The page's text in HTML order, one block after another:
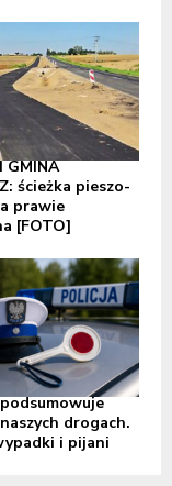
GMINA
ścieżka pieszo-
prawie
[FOTO]
drogach.
i pijani